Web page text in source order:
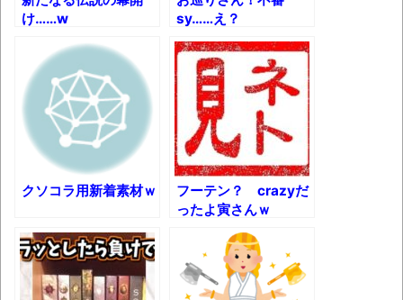
果速報（仮）
体験談：仕事で同じビルの中に入っている
グループ会社の嫁子 [ほのぼの]
葉月つばさちゃん、昔から見てるんだけど
かなりお姉さんになったね
壊れたエアコンと歌えないボク
バージョンアップ情報更新 AOMEI
Backupper Standard 8.3.0 などバージョンア
ップ
高嶋ちさ子、ダウン症の姉が暴行事件！事
件の一部始終と衝撃の結末
け……w
sy……え？
クソコラ用新着素材ｗ
フーテン？ crazyだ
ったよ寅さんｗ